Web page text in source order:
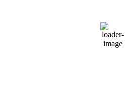
88 %
1020 mb
4 mph
Rafală vânturi: